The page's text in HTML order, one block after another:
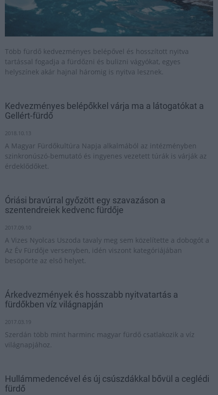
Több fürdő kedvezményes belépővel és hosszított nyitva
tartással fogadja a fürdőzni és bulizni vágyókat, egyes
helyszínek akár hajnal háromig is nyitva lesznek.
Kedvezményes belépőkkel várja ma a látogatókat a
Gellért-fürdő
2018.10.13
A Magyar Fürdőkultúra Napja alkalmából az intézményben
szinkronúszó-bemutató és ingyenes vezetett túrák is várják az
érdeklődőket.
Óriási bravúrral győzött egy szavazáson a
szentendreiek kedvenc fürdője
2017.09.10
A Vizes Nyolcas Uszoda tavaly meg sem közelítette a dobogót a
Az Év Fürdője versenyben, idén viszont kategóriájában
besöpörte az első helyet.
Árkedvezmények és hosszabb nyitvatartás a
fürdőkben víz világnapján
2017.03.19
Szerdán több mint harminc magyar fürdő csatlakozik a víz
világnapjához.
Hullámmedencével és új csúszdákkal bővül a ceglédi
fürdő